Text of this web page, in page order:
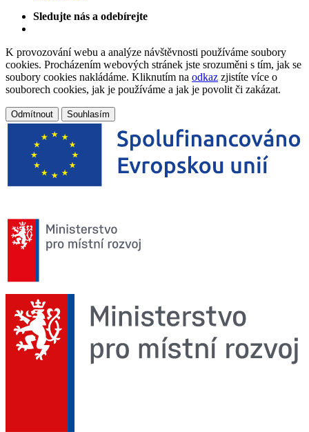
Sledujte nás a odebírejte
K provozování webu a analýze návštěvnosti používáme soubory
cookies. Procházením webových stránek jste srozuměni s tím, jak se
soubory cookies nakládáme. Kliknutím na odkaz zjistíte více o
souborech cookies, jak je používáme a jak je povolit či zakázat.
Odmítnout Souhlasím